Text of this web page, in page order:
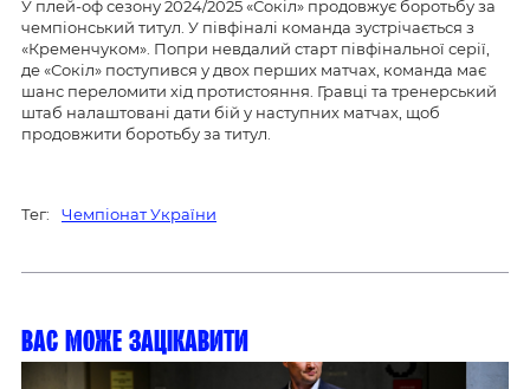
У плей-оф сезону 2024/2025 «Сокіл» продовжує боротьбу за
чемпіонський титул. У півфіналі команда зустрічається з
«Кременчуком». Попри невдалий старт півфінальної серії,
де «Сокіл» поступився у двох перших матчах, команда має
шанс переломити хід протистояння. Гравці та тренерський
штаб налаштовані дати бій у наступних матчах, щоб
продовжити боротьбу за титул.
Тег: Чемпіонат України
Вас може зацікавити